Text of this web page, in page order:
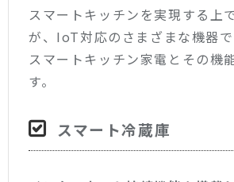
スマートキッチンを実現する上
が、IoT対応のさまざまな機器
スマートキッチン家電とその機
す。
スマート冷蔵庫